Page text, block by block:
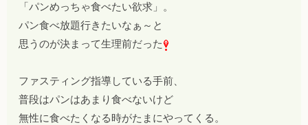
「パンめっちゃ食べたい欲求」。
パン食べ放題行きたいなぁ～と
思うのが決まって生理前だった
ファスティング指導している手前、
普段はパンはあまり食べないけど
無性に食べたくなる時がたまにやってくる。